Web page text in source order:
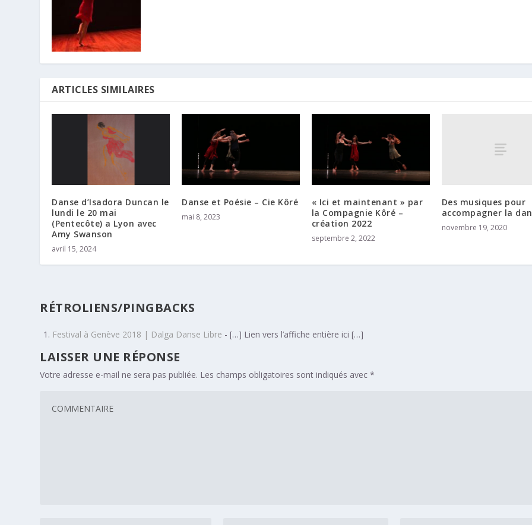
ARTICLES SIMILAIRES
Danse d’Isadora Duncan le
lundi le 20 mai
(Pentecôte) a Lyon avec
Amy Swanson
avril 15, 2024
Danse et Poésie – Cie Kôré
mai 8, 2023
« Ici et maintenant » par
la Compagnie Kôré –
création 2022
septembre 2, 2022
Des musiques pour
accompagner la
novembre 19, 2020
RÉTROLIENS/PINGBACKS
Festival à Genève 2018 | Dalga Danse Libre - […] Lien vers l’affiche entière ici […]
LAISSER UNE RÉPONSE
Votre adresse e-mail ne sera pas publiée. Les champs obligatoires sont indiqués avec*